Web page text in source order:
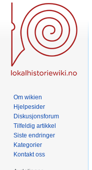
Om wikien
Hjelpesider
Diskusjonsforum
Tilfeldig artikkel
Siste endringer
Kategorier
Kontakt oss